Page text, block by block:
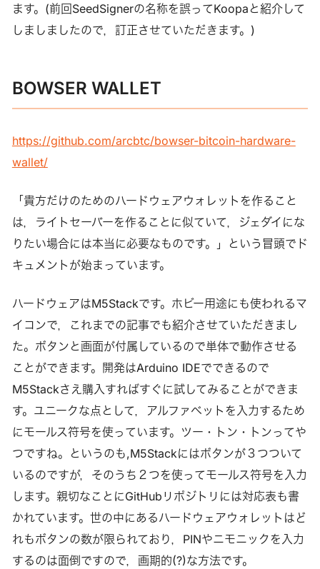
ます。(前回SeedSignerの名称を誤ってKoopaと紹介して
しましましたので，訂正させていただきます。)
BOWSER WALLET
https://github.com/arcbtc/bowser-bitcoin-hardware-
wallet/
「貴方だけのためのハードウェアウォレットを作ること
は，ライトセーバーを作ることに似ていて，ジェダイにな
りたい場合には本当に必要なものです。」という冒頭でド
キュメントが始まっています。
ハードウェアはM5Stackです。ホビー用途にも使われるマ
イコンで，これまでの記事でも紹介させていただきまし
た。ボタンと画面が付属しているので単体で動作させる
ことができます。開発はArduino IDEでできるので
M5Stackさえ購入すればすぐに試してみることができま
す。ユニークな点として，アルファベットを入力するため
にモールス符号を使っています。ツー・トン・トンってや
つですね。というのも,M5Stackにはボタンが３つついて
いるのですが，そのうち２つを使ってモールス符号を入力
します。親切なことにGitHubリポジトリには対応表も書
かれています。世の中にあるハードウェアウォレットはど
れもボタンの数が限られており，PINやニモニックを入力
するのは面倒ですので，画期的(?)な方法です。